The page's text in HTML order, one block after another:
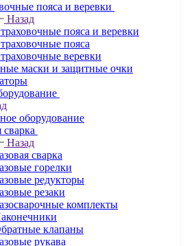
пояса и веревки
Назад
пояса и веревки
пояса
веревки
маски и защитные очки
оборудование
сварка
Назад
сварка
горелки
редукторы
резаки
комплекты
клапаны
рукава